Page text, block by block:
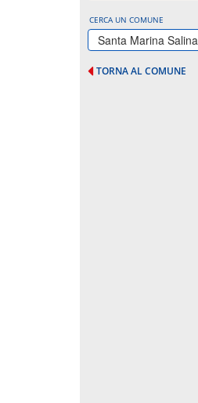
CERCA UN COMUNE
Santa Marina Salina
TORNA AL COMUNE